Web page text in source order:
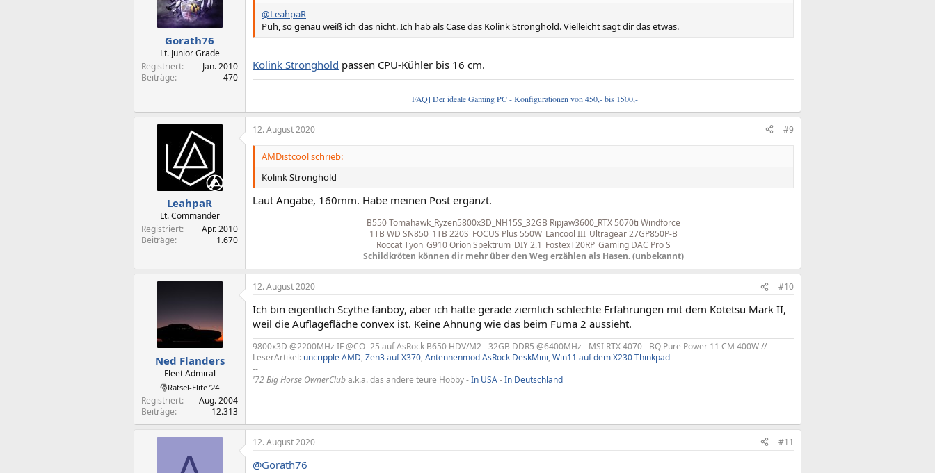
Gorath76
Lt. Junior Grade
Registriert
Jan. 2010
Beiträge
470
@LeahpaR
Puh, so genau weiß ich das nicht. Ich hab als Case das Kolink Stronghold. Vielleicht sagt dir das etwas.
Kolink Stronghold passen CPU-Kühler bis 16 cm.
[FAQ] Der ideale Gaming PC - Konfigurationen von 450,- bis 1500,-
LeahpaR
Lt. Commander
Registriert
Apr. 2010
Beiträge
1.670
12. August 2020 #9
AMDistcool schrieb:
Kolink Stronghold
Laut Angabe, 160mm. Habe meinen Post ergänzt.
B550 Tomahawk_Ryzen5800x3D_NH15S_32GB Ripjaw3600_RTX 5070ti Windforce
1TB WD SN850_1TB 220S_FOCUS Plus 550W_Lancool III_ Ultragear 27GP850P-B
Roccat Tyon_G910 Orion Spektrum_DIY 2.1_FostexT20RP_Gaming DAC Pro S
Schildkröten können dir mehr über den Weg erzählen als Hasen. (unbekannt)
Ned Flanders
Fleet Admiral
🎅Rätsel-Elite ’24
Registriert
Aug. 2004
Beiträge
12.313
12. August 2020 #10
Ich bin eigentlich Scythe fanboy, aber ich hatte gerade ziemlich schlechte Erfahrungen mit dem Kotetsu Mark II,
weil die Auflagefläche convex ist. Keine Ahnung wie das beim Fuma 2 aussieht.
9800x3D @2200MHz IF @CO -25 auf AsRock B650 HDV/M2 - 32GB DDR5 @6400MHz - MSI RTX 4070 - BQ Pure Power 11 CM 400W //
LeserArtikel: uncripple AMD, Zen3 auf X370, Antennenmod AsRock DeskMini, Win11 auf dem X230 Thinkpad
--
'72 Big Horse OwnerCluba.k.a. das andere teure Hobby -In USA-In Deutschland
12. August 2020 #11
@Gorath76